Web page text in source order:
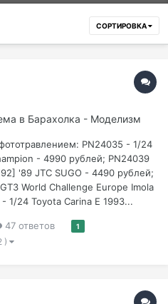
СОРТИРОВКА
в Барахолка - Моделизм
PN24035 - 1/24
- 4990 рублей; PN24039
'89 JTC SUGO - 4490 рублей;
World Challenge Europe Imola
1/24 Toyota Carina E 1993...
47 ответов 1
)